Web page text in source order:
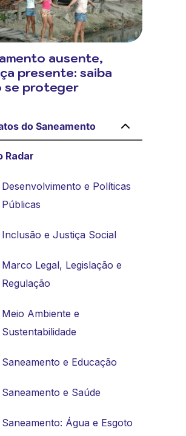
ausente,
presente: saiba
se proteger
do Saneamento
Radar
Desenvolvimento e Políticas
Públicas
Inclusão e Justiça Social
Marco Legal, Legislação e
Regulação
Meio Ambiente e
Sustentabilidade
Saneamento e Educação
Saneamento e Saúde
Saneamento: Água e Esgoto